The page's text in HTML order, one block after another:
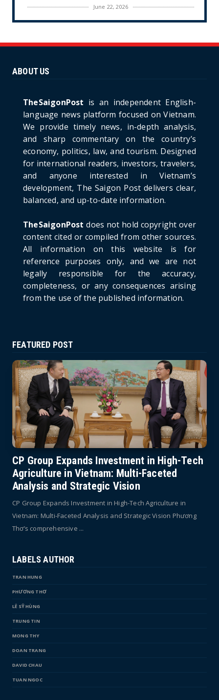
June 22, 2026
CULTURE
Ninh Bride Re-enacts...
Project: An Analysi...
June 21, 2026
HOTNEWS
Detailed Analysis of the Cooling-off Period
Law in Timeshare...
June 21, 2026
HOTNEWS
Prime Minister Lê Minh Hưng’s Visit to
Russia: A New Step Fo...
HOTNEWS
Politburo: Strictly Handle Acts of Using
Pirated Software, C...
June 21, 2026
ABOUT US
TheSaigonPost is an independent English-
language news platform focused on Vietnam.
We provide timely news, in-depth analysis,
and sharp commentary on the country’s
economy, politics, law, and tourism. Designed
for international readers, investors, travelers,
and anyone interested in Vietnam’s
development, The Saigon Post delivers clear,
balanced, and up-to-date information.
TheSaigonPost does not hold copyright over
content cited or compiled from other sources.
All information on this website is for
reference purposes only, and we are not
legally responsible for the accuracy,
completeness, or any consequences arising
from the use of the published information.
FEATURED POST
CP Group Expands Investment in High-Tech
Agriculture in Vietnam: Multi-Faceted
Analysis and Strategic Vision
CP Group Expands Investment in High-Tech Agriculture in
Vietnam: Multi-Faceted Analysis and Strategic Vision Phương
Thơ’s comprehensive ...
LABELS AUTHOR
TRAN HUNG
PHƯƠNG THƠ
LÊ SỸ HÙNG
TRUNG TIN
MONG THY
DOAN TRANG
DAVID CHAU
TUAN NGOC